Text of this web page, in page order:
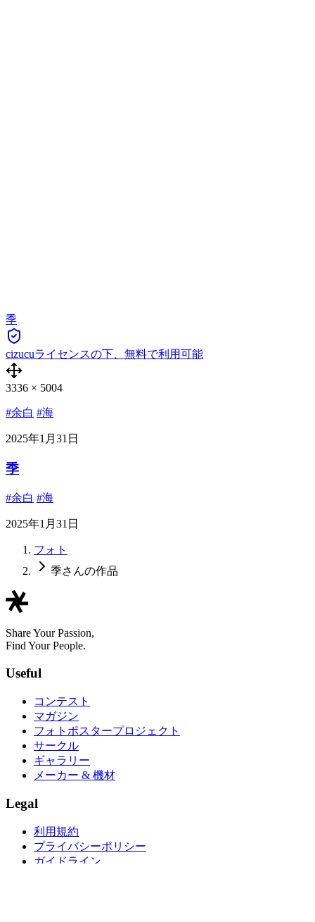
季
cizucuライセンスの下、無料で利用可能
3336 × 5004
#余白 #海
2025年1月31日
季
#余白 #海
2025年1月31日
フォト
季さんの作品
Share Your Passion,
Find Your People.
Useful
コンテスト
マガジン
フォトポスタープロジェクト
サークル
ギャラリー
メーカー & 機材
Legal
利用規約
プライバシーポリシー
ガイドライン